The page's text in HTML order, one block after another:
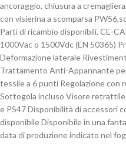
ancoraggio, chiusura a
con visierina a scomparsa
Parti di ricambio disponibili. CE-
1000Vac o 1500Vdc (EN 50365)
Deformazione laterale
Trattamento Anti-Appannante
tessile a 6 punti Regolazione con
Sottogola incluso Visore
e PS47 Disponibilità di accessori
disponibile Disponibile in una
data di produzione indicato nel